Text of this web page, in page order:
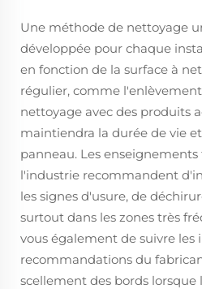
Une méthode de nettoyage
développée pour chaque
en fonction de la surface à
régulier, comme
nettoyage avec des produits
maintiendra la durée de vie
panneau. Les
l'industrie recommandent
les signes d'usure, de
surtout dans les zones très
vous également de suivre les
recommandations du
scellement des bords lorsque